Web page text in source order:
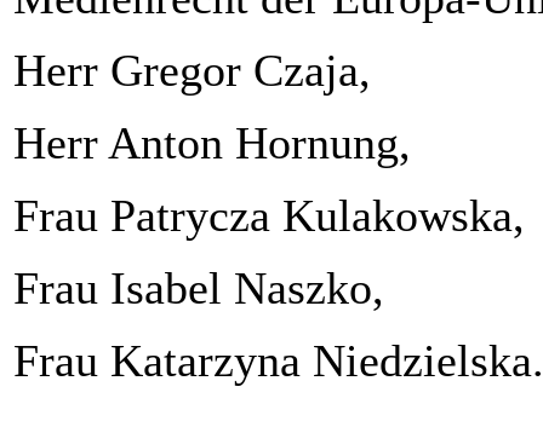
Herr Gregor Czaja,
Herr Anton Hornung,
Frau Patrycza Kulakowska,
Frau Isabel Naszko,
Frau Katarzyna Niedzielska.